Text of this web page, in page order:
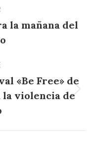
la mañana del
«Be Free» de
violencia de